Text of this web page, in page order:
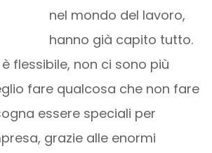
nel mondo del lavoro,
hanno già capito tutto.
flessibile, non ci sono più
fare qualcosa che non fare
essere speciali per
grazie alle enormi